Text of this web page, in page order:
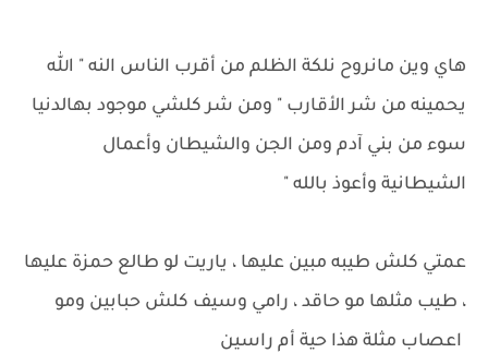
هاي وين مانروح نلكة الظلم من أقرب الناس النه " الله
يحمينه من شر الأقارب " ومن شر كلشي موجود بهالدنيا
سوء من بني آدم ومن الجن والشيطان وأعمال
الشيطانية وأعوذ بالله "
عمتي كلش طيبه مبين عليها ، ياريت لو طالع حمزة عليها
، طيب مثلها مو حاقد ، رامي وسيف كلش حبابين ومو
اعصاب مثلة هذا حية أم راسين